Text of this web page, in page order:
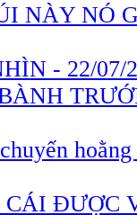
NÀY NÓ
- 22/07/
CÁI ĐƯỢC